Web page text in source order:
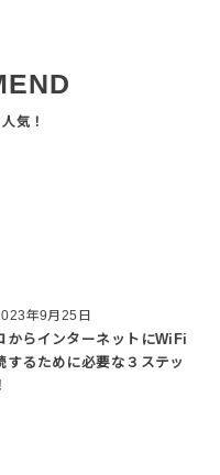
年9月25日
からインターネットにWiFi
するために必要な３ステッ